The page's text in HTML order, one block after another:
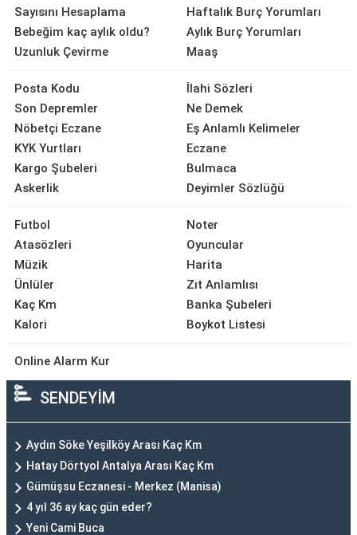
Sayısını Hesaplama
Bebeğim kaç aylık oldu?
Uzunluk Çevirme
Haftalık Burç Yorumları
Aylık Burç Yorumları
Maaş
Posta Kodu
Son Depremler
Nöbetçi Eczane
KYK Yurtları
Kargo Şubeleri
Askerlik
İlahi Sözleri
Ne Demek
Eş Anlamlı Kelimeler
Eczane
Bulmaca
Deyimler Sözlüğü
Futbol
Atasözleri
Müzik
Ünlüler
Kaç Km
Kalori
Noter
Oyuncular
Harita
Zıt Anlamlısı
Banka Şubeleri
Boykot Listesi
Online Alarm Kur
SENDEYİM
Aydın Söke Yeşilköy Arası Kaç Km
Hatay Dörtyol Antalya Arası Kaç Km
Gümüşsu Eczanesi - Merkez (Manisa)
4 yıl 36 ay kaç gün eder?
Yeni Cami Buca